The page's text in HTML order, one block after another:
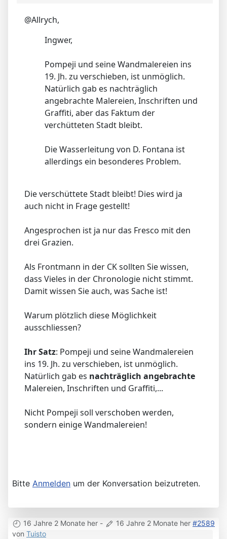
@Allrych,
Ingwer,
Pompeji und seine Wandmalereien ins
19. Jh. zu verschieben, ist unmöglich.
Natürlich gab es nachträglich
angebrachte Malereien, Inschriften und
Graffiti, aber das Faktum der
verchütteten Stadt bleibt.
Die Wasserleitung von D. Fontana ist
allerdings ein besonderes Problem.
Die verschüttete Stadt bleibt! Dies wird ja
auch nicht in Frage gestellt!
Angesprochen ist ja nur das Fresco mit den
drei Grazien.
Als Frontmann in der CK sollten Sie wissen,
dass Vieles in der Chronologie nicht stimmt.
Damit wissen Sie auch, was Sache ist!
Warum plötzlich diese Möglichkeit
ausschliessen?
Ihr Satz: Pompeji und seine Wandmalereien
ins 19. Jh. zu verschieben, ist unmöglich.
Natürlich gab es nachträglich angebrachte
Malereien, Inschriften und Graffiti,...
Nicht Pompeji soll verschoben werden,
sondern einige Wandmalereien!
Bitte Anmelden um der Konversation beizutreten.
16 Jahre 2 Monate her - 16 Jahre 2 Monate her #2589
von Tuisto